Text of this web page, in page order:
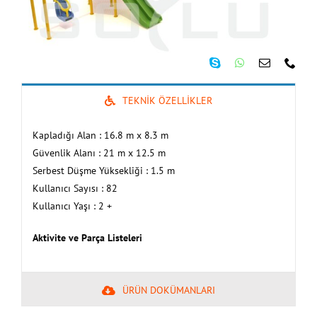
TEKNİK ÖZELLİKLER
Kapladığı Alan : 16.8 m x 8.3 m
Güvenlik Alanı : 21 m x 12.5 m
Serbest Düşme Yüksekliği : 1.5 m
Kullanıcı Sayısı : 82
Kullanıcı Yaşı : 2 +
Aktivite ve Parça Listeleri
ÜRÜN DOKÜMANLARI